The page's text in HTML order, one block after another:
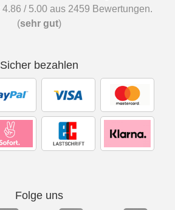
4.86 / 5.00 aus 2459 Bewertungen.
(sehr gut)
Sicher bezahlen
Folge uns